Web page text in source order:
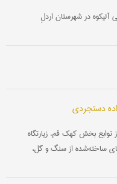
در شهرستان اردلِ
دستجردی
توابع بخش کهک قم. زیارتگاه
ساخته‌شده از سنگ و گل،